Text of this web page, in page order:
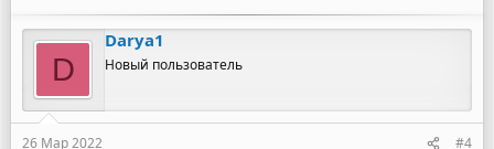
D
Darya1
Новый пользователь
26 Мар 2022 #4